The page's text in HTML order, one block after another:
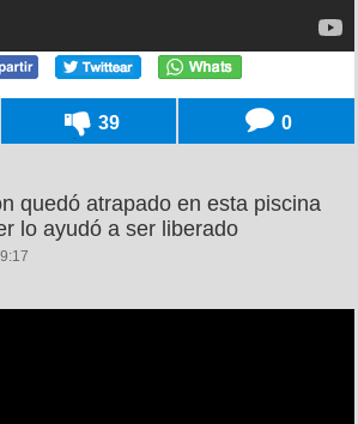
39 0
quedó atrapado en esta piscina
lo ayudó a ser liberado